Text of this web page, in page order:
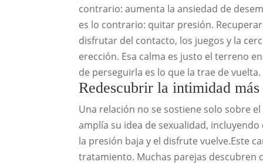
contrario: aumenta la ansiedad de
es lo contrario: quitar presión.
disfrutar del contacto, los juegos y la
erección. Esa calma es justo el terreno
de perseguirla es lo que la trae de vuelta.
Redescubrir la intimidad
Una relación no se sostiene solo sobre
amplía su idea de sexualidad,
la presión baja y el disfrute vuelve.Este
tratamiento. Muchas parejas descubren